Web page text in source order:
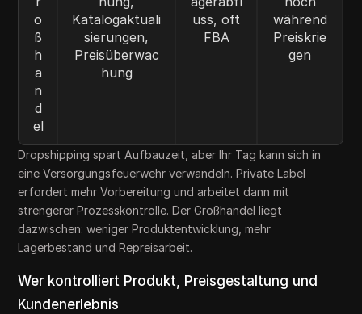
o
ß
h
a
n
d
el
Katalogaktuali
sierungen,
Preisüberwac
hung
uss, oft
FBA
während
Preiskrie
gen
Dropshipping spart Aufbauzeit, aber Ihr Tag kann sich in
eine Versorgungsfeuerwehr verwandeln. Private Label
erfordert mehr Vorbereitung und arbeitet dann mit
strengerer Prozesskontrolle. Der Großhandel liegt
dazwischen: weniger Produktentwicklung, mehr
Lagerbestand und Repreisarbeit.
Wer kontrolliert Produkt, Preisgestaltung und
Kundenerlebnis